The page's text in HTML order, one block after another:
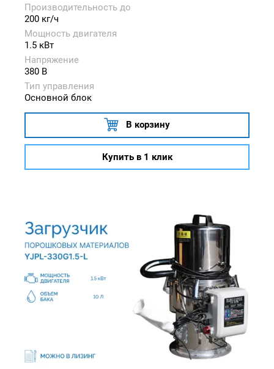
Производительность до
200 кг/ч
Мощность двигателя
1.5 кВт
Напряжение
380 В
Тип управления
Основной блок
В корзину
Купить в 1 клик